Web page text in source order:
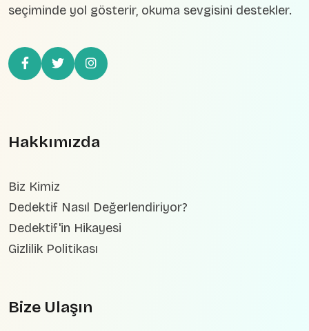
seçiminde yol gösterir, okuma sevgisini destekler.
Hakkımızda
Biz Kimiz
Dedektif Nasıl Değerlendiriyor?
Dedektif'in Hikayesi
Gizlilik Politikası
Bize Ulaşın